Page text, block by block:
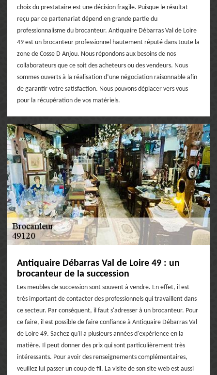
choix du prestataire est une décision fragile. Puisque le résultat
reçu par ce partenariat dépend en grande partie du
professionnalisme du brocanteur. Antiquaire Débarras Val de Loire
49 est un brocanteur professionnel hautement réputé dans toute la
zone de Cosse D Anjou. Nous répondons aux besoins de nos
collaborateurs que ce soit des acheteurs ou des vendeurs. Nous
sommes ouverts à la réalisation d’une négociation raisonnable afin
de garantir votre satisfaction. Nous pouvons déplacer vers vous
pour la récupération de vos matériels.
Antiquaire Débarras Val de Loire 49 : un
brocanteur de la succession
Les meubles de succession sont souvent à vendre. En effet, il est
très important de contacter des professionnels qui travaillent dans
ce secteur. Par conséquent, il faut s'adresser à un brocanteur. Pour
ce faire, il est possible de faire confiance à Antiquaire Débarras Val
de Loire 49. Sachez qu'il a plusieurs années d'expérience en la
matière. Il peut donner des prix qui sont particulièrement très
intéressants. Pour avoir des renseignements complémentaires,
veuillez lui passer un coup de fil. La visite de son site web est aussi